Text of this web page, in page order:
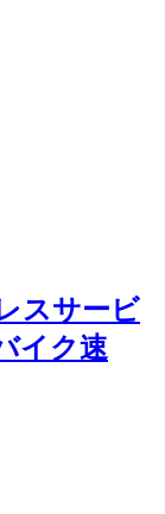
スサービ
イク速